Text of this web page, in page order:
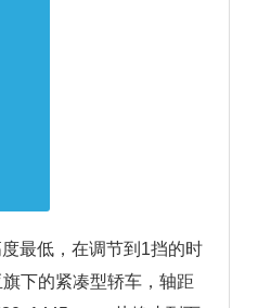
最低，在调节到1挡的时
下的紧凑型轿车，轴距